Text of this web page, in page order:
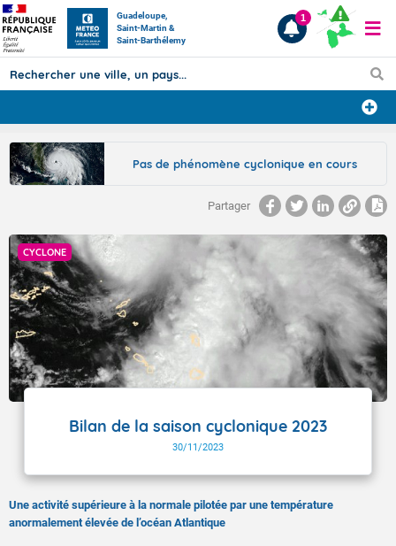
Guadeloupe,
Saint-Martin &
Saint-Barthélemy
Prévisions
Articles
1
Pas de phénomène cyclonique en cours
Partager
CYCLONE
Bilan de la saison cyclonique 2023
30/11/2023
Une activité supérieure à la normale pilotée par une température
anormalement élevée de l’océan Atlantique